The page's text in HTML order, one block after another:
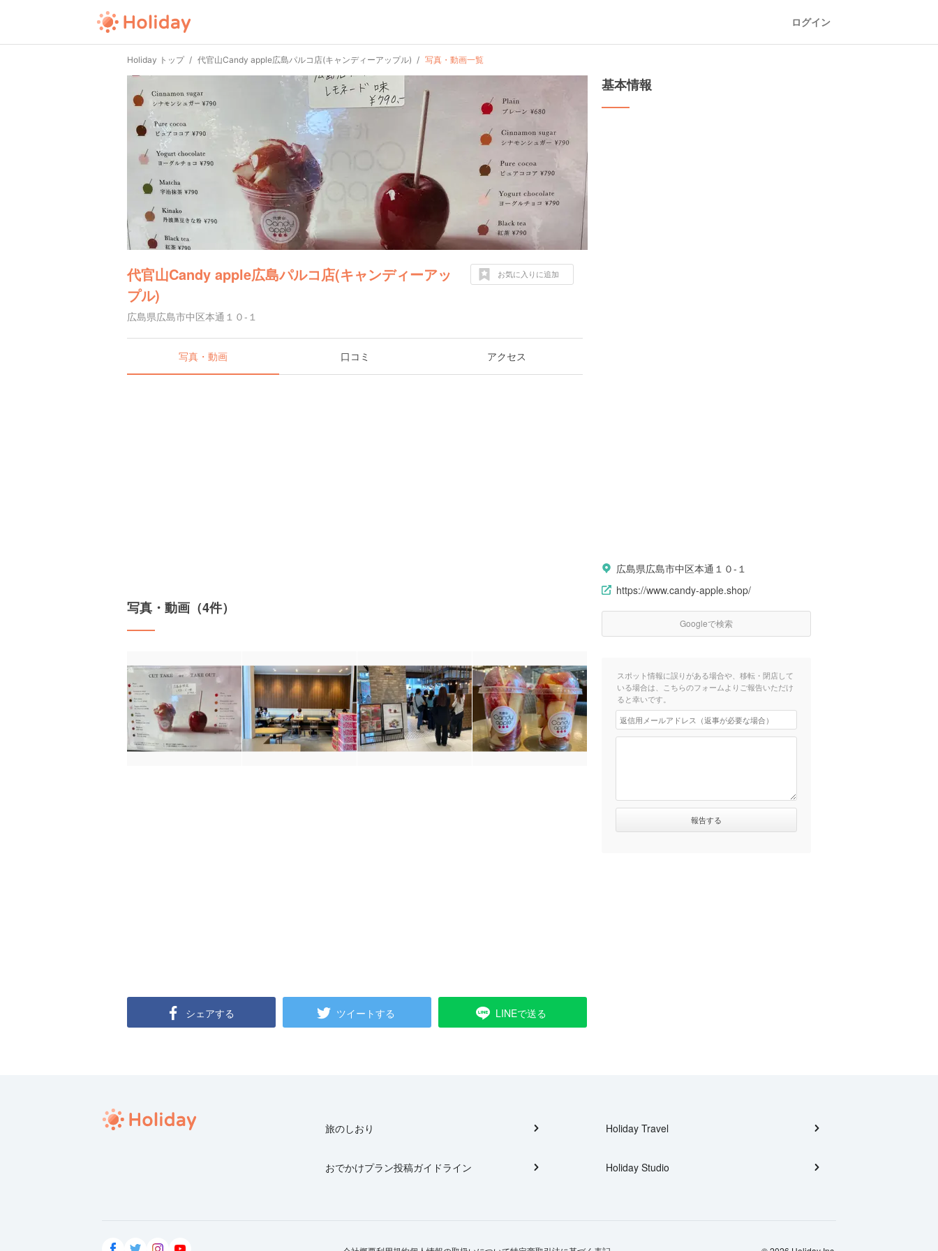
ログイン
Holiday トップ 代官山Candy apple広島パルコ店(キャンディーアップル) 写真・動画一覧
代官山Candy apple広島パルコ店(キャンディーアッ
プル)
広島県広島市中区本通１０-１
お気に入りに追加
写真・動画 口コミ アクセス
写真・動画（4件）
シェアする ツイートする LINEで送る
基本情報
広島県広島市中区本通１０-１
https://www.candy-apple.shop/
Googleで検索
スポット情報に誤りがある場合や、移転・閉店して
いる場合は、こちらのフォームよりご報告いただけ
ると幸いです。
旅のしおり
おでかけプラン投稿ガイドライン
Holiday Travel
Holiday Studio